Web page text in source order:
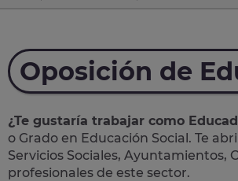
Oposición de
¿Te gustaría trabajar como
o Grado en Educación Social. Te
Servicios Sociales, Ayuntamientos,
profesionales de este sector.